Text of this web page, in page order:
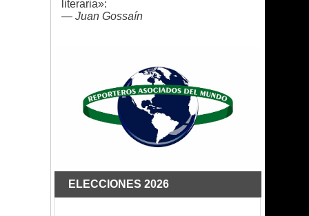
literaria»:
— Juan Gossaín
ELECCIONES 2026